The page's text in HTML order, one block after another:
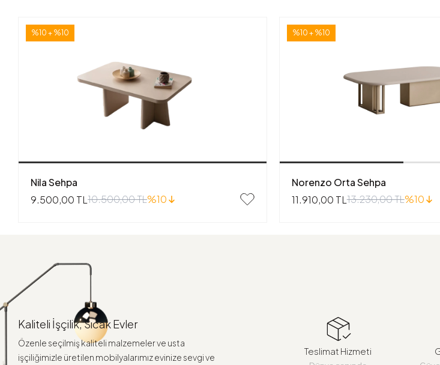
%10 + %10
Nila Sehpa
9.500,00 TL10.500,00 TL%10
%10 + %10
Norenzo Orta Sehpa
11.910,00 TL13.230,00 TL%10
Kaliteli İşçilik, Sıcak Evler
Özenle seçilmiş kaliteli malzemeler ve usta
işçiliğimizle üretilen mobilyalarımız evinize sevgi ve
Teslimat Hizmeti